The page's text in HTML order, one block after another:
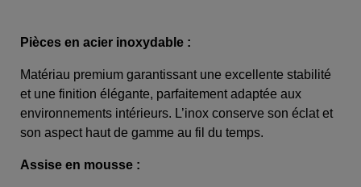
Pièces en acier inoxydable :
Matériau premium garantissant une excellente stabilité
et une finition élégante, parfaitement adaptée aux
environnements intérieurs. L’inox conserve son éclat et
son aspect haut de gamme au fil du temps.
Assise en mousse :